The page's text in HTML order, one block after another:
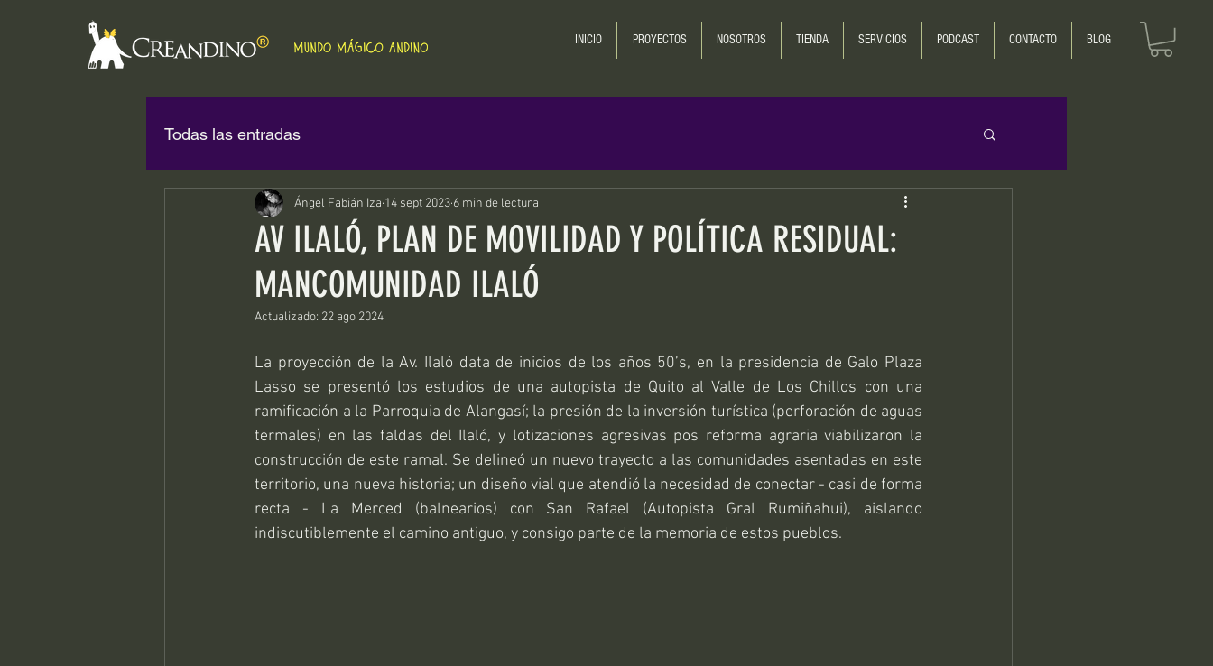
INICIO PROYECTOS NOSOTROS TIENDA SERVICIOS PODCAST CONTACTO BLOG
Todas las entradas
AV ILALÓ, PLAN DE MOVILIDAD Y POLÍTICA RESIDUAL:
MANCOMUNIDAD ILALÓ
Ángel Fabián Iza 14 sept 2023 6 min de lectura
Actualizado: 22 ago 2024
La proyección de la Av. Ilaló data de inicios de los años 50’s, en la presidencia de Galo Plaza
Lasso se presentó los estudios de una autopista de Quito al Valle de Los Chillos con una
ramificación a la Parroquia de Alangasí; la presión de la inversión turística (perforación de aguas
termales) en las faldas del Ilaló, y lotizaciones agresivas pos reforma agraria viabilizaron la
construcción de este ramal. Se delineó un nuevo trayecto a las comunidades asentadas en este
territorio, una nueva historia; un diseño vial que atendió la necesidad de conectar - casi de forma
recta - La Merced (balnearios) con San Rafael (Autopista Gral Rumiñahui), aislando
indiscutiblemente el camino antiguo, y consigo parte de la memoria de estos pueblos.